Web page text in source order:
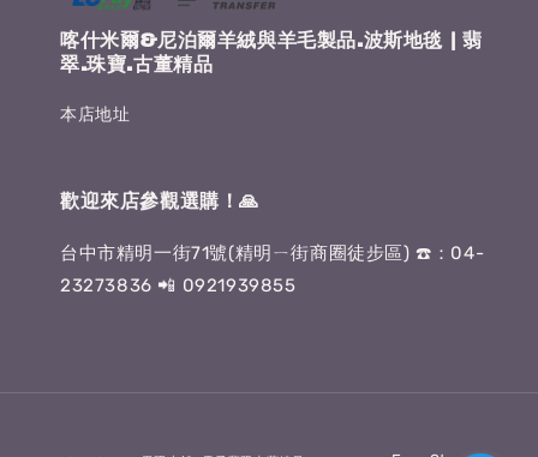
喀什米爾&尼泊爾羊絨與羊毛製品.波斯地毯 | 翡
翠.珠寶.古董精品
本店地址
歡迎來店參觀選購！🙏
台中市精明一街71號(精明ㄧ街商圈徒步區) ☎️：04-
23273836 📲 0921939855